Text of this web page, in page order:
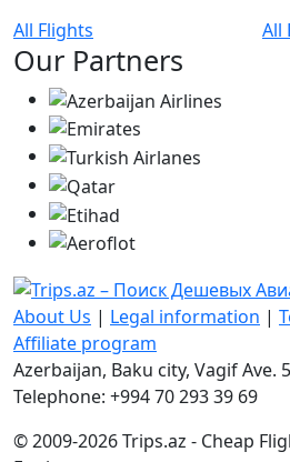
All Flights
All
Our Partners
About Us | Legal information |
Affiliate program
Azerbaijan, Baku city, Vagif Ave.
Telephone: +994 70 293 39 69
© 2009-2026 Trips.az - Cheap